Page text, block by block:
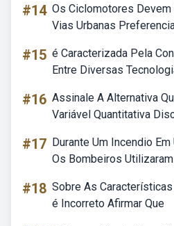
#14 Os Ciclomotores
Vias Urbanas
#15 é Caracterizada Pela
Entre Diversas
#16 Assinale A Alternativa
Variável Quantitativa
#17 Durante Um Incendio
Os Bombeiros Utilizaram
#18 Sobre As
é Incorreto Afirmar Que